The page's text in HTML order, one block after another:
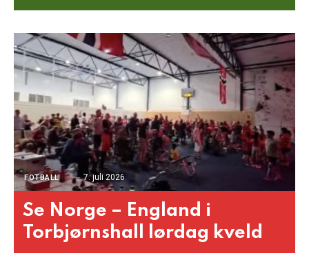
FOTBALL 7. juli 2026
Se Norge – England i
Torbjørnshall lørdag kveld